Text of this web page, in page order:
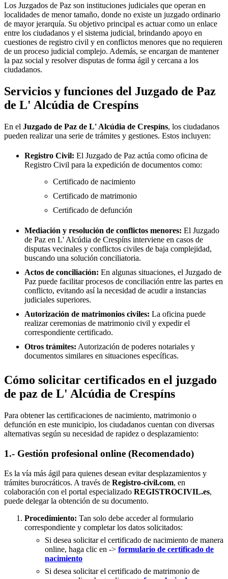
Los Juzgados de Paz son instituciones judiciales que operan en
localidades de menor tamaño, donde no existe un juzgado ordinario
de mayor jerarquía. Su objetivo principal es actuar como un enlace
entre los ciudadanos y el sistema judicial, brindando apoyo en
cuestiones de registro civil y en conflictos menores que no requieren
de un proceso judicial complejo. Además, se encargan de mantener
la paz social y resolver disputas de forma ágil y cercana a los
ciudadanos.
Servicios y funciones del Juzgado de Paz
de L' Alcúdia de Crespíns
En el Juzgado de Paz de L' Alcúdia de Crespíns, los ciudadanos
pueden realizar una serie de trámites y gestiones. Estos incluyen:
Registro Civil: El Juzgado de Paz actúa como oficina de
Registro Civil para la expedición de documentos como:
Certificado de nacimiento
Certificado de matrimonio
Certificado de defunción
Mediación y resolución de conflictos menores: El Juzgado
de Paz en L' Alcúdia de Crespíns interviene en casos de
disputas vecinales y conflictos civiles de baja complejidad,
buscando una solución conciliatoria.
Actos de conciliación: En algunas situaciones, el Juzgado de
Paz puede facilitar procesos de conciliación entre las partes en
conflicto, evitando así la necesidad de acudir a instancias
judiciales superiores.
Autorización de matrimonios civiles: La oficina puede
realizar ceremonias de matrimonio civil y expedir el
correspondiente certificado.
Otros trámites: Autorización de poderes notariales y
documentos similares en situaciones específicas.
Cómo solicitar certificados en el juzgado
de paz de L' Alcúdia de Crespíns
Para obtener las certificaciones de nacimiento, matrimonio o
defunción en este municipio, los ciudadanos cuentan con diversas
alternativas según su necesidad de rapidez o desplazamiento:
1.- Gestión profesional online (Recomendado)
Es la vía más ágil para quienes desean evitar desplazamientos y
trámites burocráticos. A través de Registro-civil.com, en
colaboración con el portal especializado REGISTROCIVIL.es,
puede delegar la obtención de su documento.
Procedimiento: Tan solo debe acceder al formulario
correspondiente y completar los datos solicitados:
Si desea solicitar el certificado de nacimiento de manera
online, haga clic en -> formulario de certificado de
nacimiento
Si desea solicitar el certificado de matrimonio de